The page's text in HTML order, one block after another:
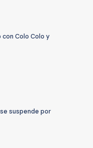
Colo Colo y
suspende por